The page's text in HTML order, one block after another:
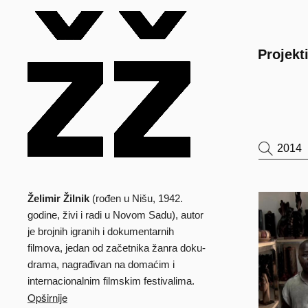
Projekti
Biografija
Želimir Žilnik (rođen u Nišu, 1942.
godine, živi i radi u Novom Sadu), autor
je brojnih igranih i dokumentarnih
filmova, jedan od začetnika žanra doku-
drama, nagrađivan na domaćim i
internacionalnim filmskim festivalima.
Opširnije